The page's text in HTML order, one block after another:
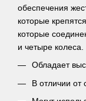
обеспечения
которые
которые
и четыре колеса.
Обладает
В отличии от